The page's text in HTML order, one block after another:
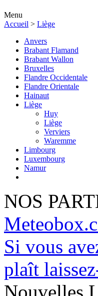
Menu
Accueil > Liège
Anvers
Brabant Flamand
Brabant Wallon
Bruxelles
Flandre Occidentale
Flandre Orientale
Hainaut
Liège
Huy
Liège
Verviers
Waremme
Limbourg
Luxembourg
Namur
NOS
Si vous
plaît
Nouvelles